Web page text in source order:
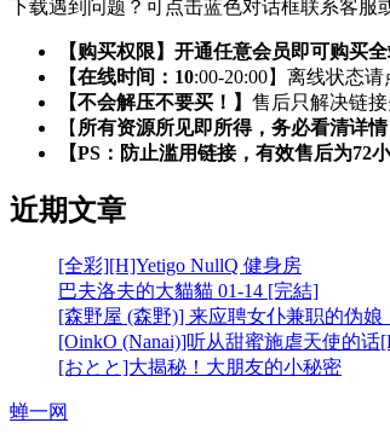
下载遇到问题？可点击蓝色对话框联系客服
【购买权限】开通任意会员即可购买
【在线时间：10:00-20:00】离线状态
【不会解压不要买！】 售后只解决链
【 所有资源所见即所得，务必看清详情
【PS：防止滥用链接，有效售后为72小
近期文章
[全彩][H]Yetigo NullQ 健身房
巴夫洛夫的大貓貓 01-14 [完結]
[森野屋 (森野)] 来应聘女仆兼职的伪娘
[OinkO (Nanai)]听从甜蜜施虐天使的话
[おとと]大揭秘！大朋友的小秘密
蝉一网